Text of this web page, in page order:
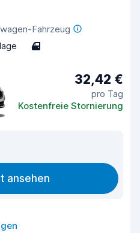
Fahrzeug
4
32,42 €
pro Tag
Kostenfreie Stornierung
ansehen